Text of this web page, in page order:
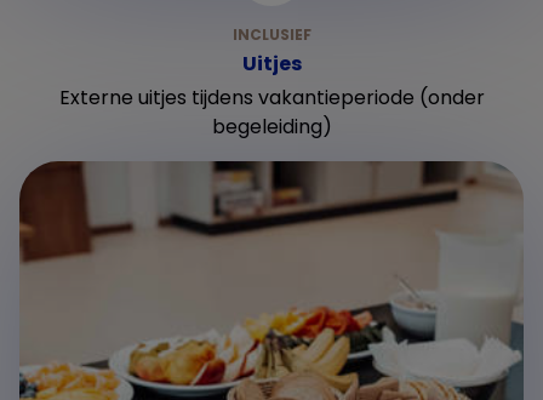
Uitjes
Externe uitjes tijdens vakantieperiode (onder
begeleiding)